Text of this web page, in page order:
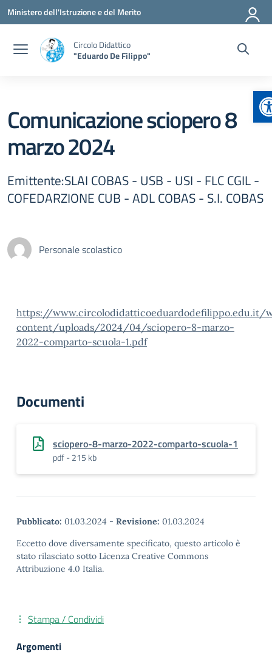
Vai ai contenuti
Vai al menu di navigazione
Vai al footer
Ministero dell'Istruzione e del Merito
Circolo Didattico
"Eduardo De Filippo"
Comunicazione sciopero 8
marzo 2024
Emittente:SLAI COBAS - USB - USI - FLC CGIL -
COFEDARZIONE CUB - ADL COBAS - S.I. COBAS
Personale scolastico
https://www.circolodidatticoeduardodefilippo.edu.it/
content/uploads/2024/04/sciopero-8-marzo-
2022-comparto-scuola-1.pdf
Documenti
sciopero-8-marzo-2022-comparto-scuola-1
pdf - 215 kb
Pubblicato: 01.03.2024 - Revisione: 01.03.2024
Eccetto dove diversamente specificato, questo articolo è
stato rilasciato sotto Licenza Creative Commons
Attribuzione 4.0 Italia.
Stampa / Condividi
Argomenti